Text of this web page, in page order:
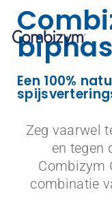
Een 100%
Zeg vaarwel
en tegen
Combizym
combinatie